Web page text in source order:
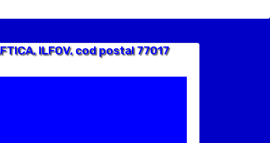
ILFOV, cod postal 77017